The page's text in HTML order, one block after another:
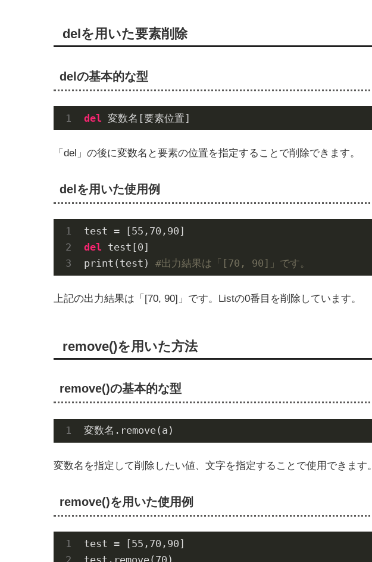
delを用いた要素削除
delの基本的な型
del 変数名[要素位置]
「del」の後に変数名と要素の位置を指定することで削除できます。
delを用いた使用例
test = [55 , 70 , 90
del test[0 ]
print(test) #出力結果は「[70, 90]」です。
上記の出力結果は「[70, 90]」です。Listの0番目を削除しています。
remove()を用いた方法
remove()の基本的な型
変数名.remove(a)
変数名を指定して削除したい値、文字を指定することで使用できます。
remove()を用いた使用例
test = [55 , 70 , 90 ]
test.remove( 70 )